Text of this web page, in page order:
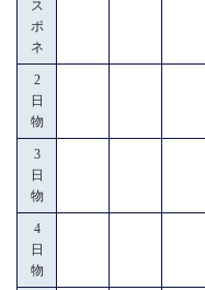
ス
ポ
ネ
2
日
物
3
日
物
4
日
物